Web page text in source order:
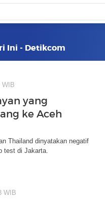
Ini - Detikcom
WIB
yang
ke Aceh
Thailand dinyatakan negatif
test di Jakarta.
WIB